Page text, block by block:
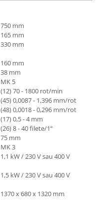
750 mm
165 mm
330 mm
160 mm
38 mm
MK 5
(12) 70 - 1800 rot/min
(45) 0,0087 - 1,396 mm/rot
(48) 0,0018 - 0,296 mm/rot
(17) 0,5 - 4 mm
(26) 8 - 40 filete/1“
75 mm
MK 3
1,1 kW / 230 V sau 400 V
1,5 kW / 230 V sau 400 V
1370 x 680 x 1320 mm